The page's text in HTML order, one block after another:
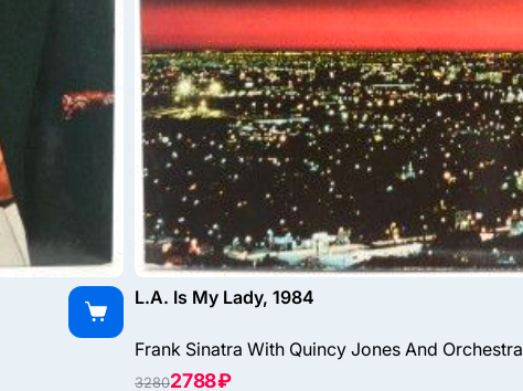
L.A. Is My Lady, 1984
Frank Sinatra With Quincy Jones And Orchestra
32802788 ₽